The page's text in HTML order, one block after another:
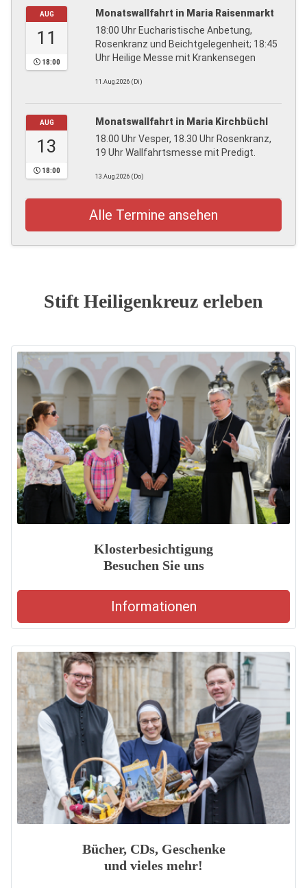
AUG
11
18:00
Monatswallfahrt in Maria Raisenmarkt
18:00 Uhr Eucharistische Anbetung,
Rosenkranz und Beichtgelegenheit; 18:45
Uhr Heilige Messe mit Krankensegen
11.Aug.2026 (Di)
AUG
13
18:00
Monatswallfahrt in Maria Kirchbüchl
18.00 Uhr Vesper, 18.30 Uhr Rosenkranz,
19 Uhr Wallfahrtsmesse mit Predigt.
13.Aug.2026 (Do)
Alle Termine ansehen
Stift Heiligenkreuz erleben
Klosterbesichtigung
Besuchen Sie uns
Informationen
Bücher, CDs, Geschenke
und vieles mehr!